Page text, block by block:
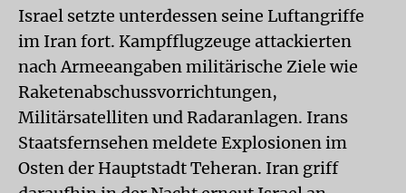
Israel setzte unterdessen seine Luftangriffe
im Iran fort. Kampfflugzeuge attackierten
nach Armeeangaben militärische Ziele wie
Raketenabschussvorrichtungen,
Militärsatelliten und Radaranlagen. Irans
Staatsfernsehen meldete Explosionen im
Osten der Hauptstadt Teheran. Iran griff